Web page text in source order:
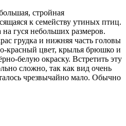
стройная
к семейству утиных птиц.
гуся небольших размеров.
грудка и нижняя часть головы
красный цвет, крылья брюшко и
белую окраску. Встретить эту
сложно, так как вид очень
чрезвычайно мало. Обычно